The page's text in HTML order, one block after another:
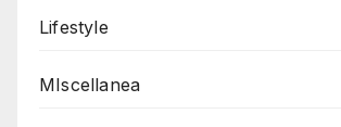
Lifestyle
MIscellanea